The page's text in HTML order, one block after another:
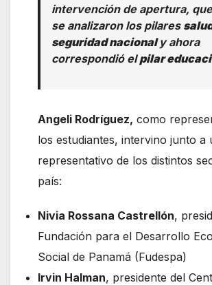
intervención de apertura,
se analizaron los pilares
seguridad nacionaly ahora
correspondió elpilar
Angeli Rodríguez, como
los estudiantes, intervino junto a
representativo de los distintos
país:
Nivia Rossana Castrellón,
Fundación para el Desarrollo
Social de Panamá (Fudespa)
Irvin Halman, presidente del